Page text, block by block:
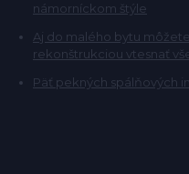
námorníckom štýle
Aj do malého bytu
rekonštrukciou vtesnať
Päť pekných spálňových